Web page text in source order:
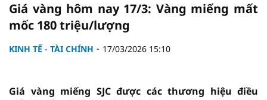
Giá vàng hôm nay 17/3: Vàng miếng mất
mốc 180 triệu/lượng
KINH TẾ - TÀI CHÍNH 17/03/2026 15:10
Giá vàng miếng SJC được các thương hiệu điều